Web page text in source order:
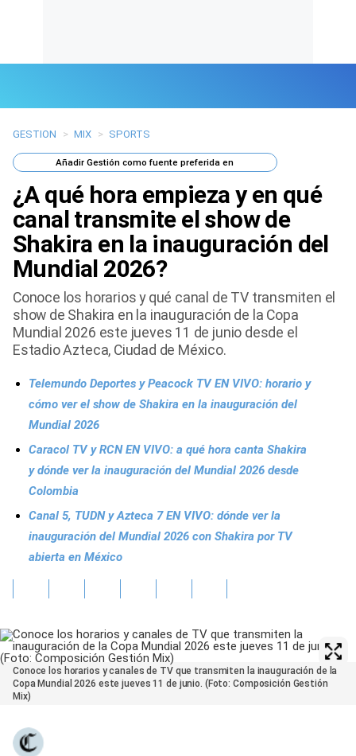
Últimas Noticias
Mi Bolsillo
Respuestas
Gente
Tendencias Mix
Sports
GESTION > MIX > SPORTS
AñadirGestión como fuente preferida en
¿A qué hora empieza y en qué
canal transmite el show de
Shakira en la inauguración del
Mundial 2026?
Conoce los horarios y qué canal de TV transmiten el
show de Shakira en la inauguración de la Copa
Mundial 2026 este jueves 11 de junio desde el
Estadio Azteca, Ciudad de México.
Telemundo Deportes y Peacock TV EN VIVO: horario y
cómo ver el show de Shakira en la inauguración del
Mundial 2026
Caracol TV y RCN EN VIVO: a qué hora canta Shakira
y dónde ver la inauguración del Mundial 2026 desde
Colombia
Canal 5, TUDN y Azteca 7 EN VIVO: dónde ver la
inauguración del Mundial 2026 con Shakira por TV
abierta en México
Conoce los horarios y canales de TV que transmiten la inauguración de la
Copa Mundial 2026 este jueves 11 de junio. (Foto: Composición Gestión
Mix)